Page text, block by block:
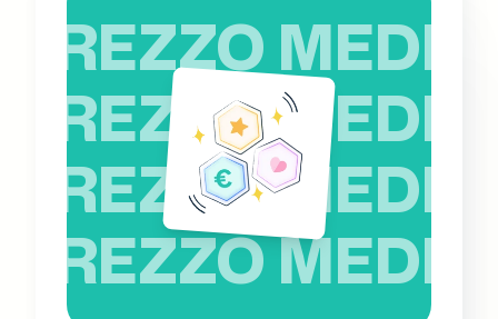
PREZZO MEDIO
PREZZO MEDIO
PREZZO MEDIO
PREZZO MEDIO